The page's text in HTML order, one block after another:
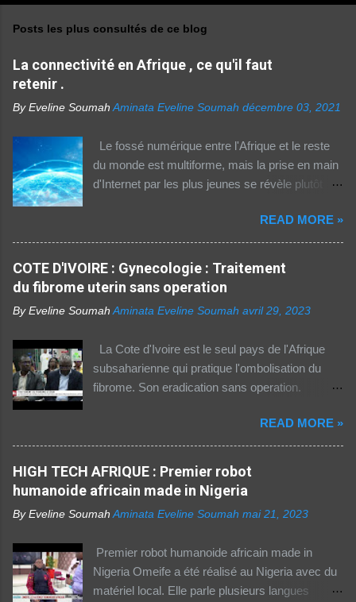
Posts les plus consultés de ce blog
La connectivité en Afrique , ce qu'il faut
retenir .
By Eveline Soumah Aminata Eveline Soumah décembre 03, 2021
Le fossé numérique entre l'Afrique et le reste
du monde est multiforme, mais la prise en main
d'Internet par les plus jeunes se révèle plutôt
http://boutic.evemoney.1tpe.fr Un tiers (33%) de
la population dans la région Afrique (hors Etats
arabes du continent) utilise Internet, selon le
rapport 2021 de l'Union internationale des
télécommunications (UIT) sur la connectivité
numérique dans le monde. Si entre 2019 et
dans cette partie du monde, cette dernière est
celle où l'accès au web reste difficile –
notamment pour les femmes et les personnes
coûteux. Cinq faits pour appréhender le fossé
numérique en Afrique. La moitié des citadins
africains sont en ligne contre seulement 15% de
la population rurale. A l'échelle de la planète, les
habitants des zones urbaines sont deux fois...
READ MORE »
COTE D'IVOIRE : Gynecologie : Traitement
du fibrome uterin sans operation
By Eveline Soumah Aminata Eveline Soumah avril 29, 2023
La Cote d'Ivoire est le seul pays de l'Afrique
subsaharienne qui pratique l'ombolisation du
fibrome. Son eradication sans operation.
d'Ivoire. Elle a gueri pres de 300 femmes.
Suivez ceci. - 1TPE.com - Votre boutique de
produits digitaux Source life tv.
READ MORE »
HIGH TECH AFRIQUE : Premier robot
humanoide africain made in Nigeria
By Eveline Soumah Aminata Eveline Soumah mai 21, 2023
Premier robot humanoide africain made in
Nigeria Omeife a été réalisé au Nigeria avec du
matériel local. Elle parle plusieurs langues